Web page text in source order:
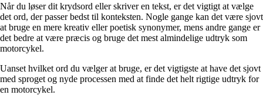
Når du løser dit krydsord eller skriver en tekst, er det vigtigt at vælge
det ord, der passer bedst til konteksten. Nogle gange kan det være sjovt
at bruge en mere kreativ eller poetisk synonymer, mens andre gange er
det bedre at være præcis og bruge det mest almindelige udtryk som
motorcykel.
Uanset hvilket ord du vælger at bruge, er det vigtigste at have det sjovt
med sproget og nyde processen med at finde det helt rigtige udtryk for
en motorcykel.